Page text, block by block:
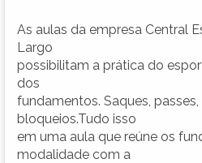
As aulas da empresa Central
Largo
possibilitam a prática do
dos
fundamentos. Saques,
bloqueios.Tudo isso
em uma aula que reúne os
modalidade com a